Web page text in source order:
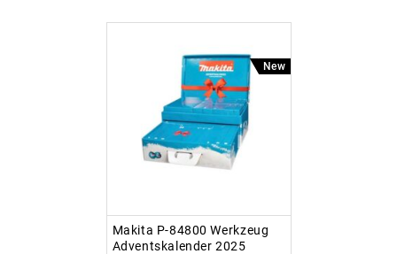
New
Makita P-84800 Werkzeug
Adventskalender 2025